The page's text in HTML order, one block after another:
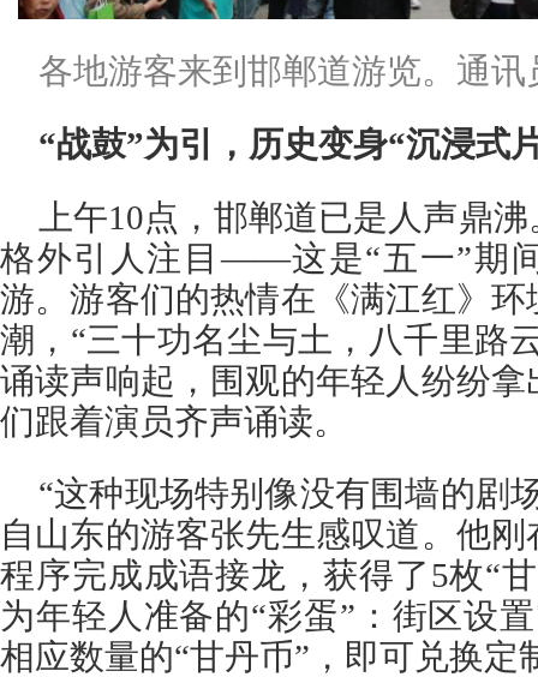
各地游客来到邯郸道游览。通讯
“战鼓”为引，历史变身“沉浸式
上午10点，邯郸道已是人声鼎
格外引人注目——这是“五一”期
游。游客们的热情在《满江红》
潮，“三十功名尘与土，八千里
诵读声响起，围观的年轻人纷纷
们跟着演员齐声诵读。
“这种现场特别像没有围墙的剧
自山东的游客张先生感叹道。他
程序完成成语接龙，获得了5枚“
为年轻人准备的“彩蛋”：街区设
相应数量的“甘丹币”，即可兑换定